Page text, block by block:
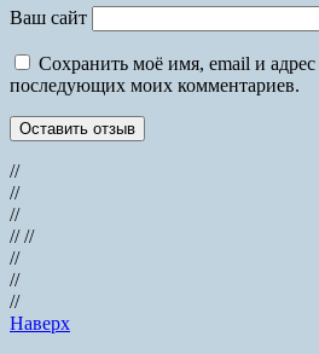
Ваш сайт
Сохранить моё имя, email и адрес
последующих моих комментариев.
//
//
//
// //
//
//
//
Наверх